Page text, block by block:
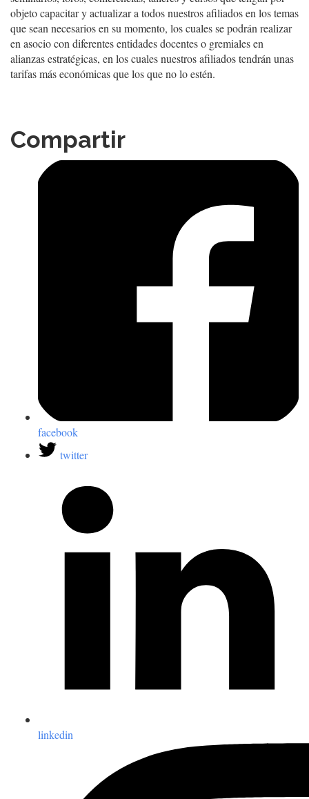
objeto capacitar y actualizar a todos nuestros afiliados en los temas
que sean necesarios en su momento, los cuales se podrán realizar
en asocio con diferentes entidades docentes o gremiales en
alianzas estratégicas, en los cuales nuestros afiliados tendrán unas
tarifas más económicas que los que no lo estén.
Compartir
facebook
twitter
linkedin